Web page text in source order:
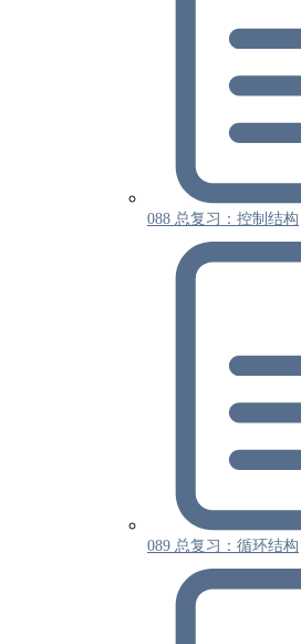
088 总复习：控制结构
089 总复习：循环结构